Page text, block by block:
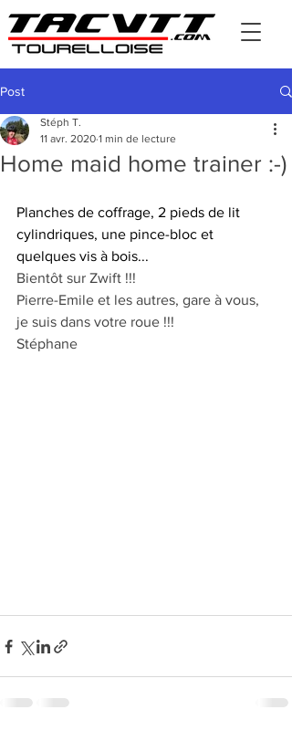
Post
Home maid home trainer :-)
Stéph T.
11 avr. 2020 1 min de lecture
Planches de coffrage, 2 pieds de lit
cylindriques, une pince-bloc et
quelques vis à bois...
Bientôt sur Zwift !!!
Pierre-Emile et les autres, gare à vous,
je suis dans votre roue !!!
Stéphane